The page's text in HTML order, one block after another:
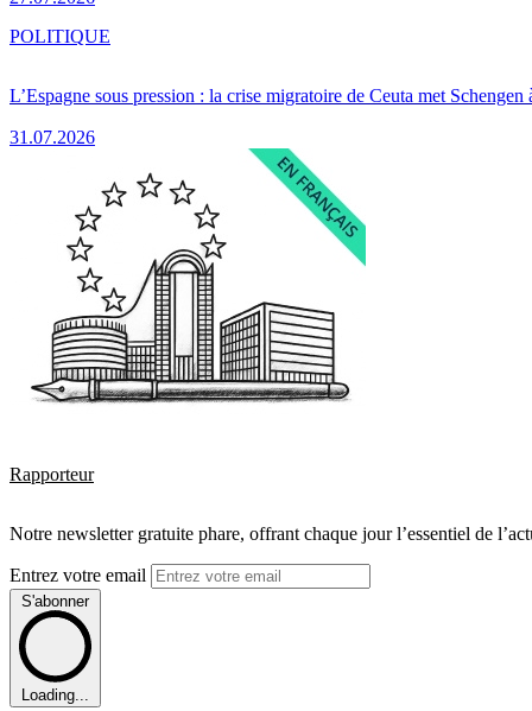
L’Espagne sous pression : la crise migratoire de Ceuta met Schengen
31.07.2026
POLITIQUE
Rapporteur
Notre newsletter gratuite phare, offrant chaque jour l’essentiel de
Entrez votre email
S'abonner
Loading...